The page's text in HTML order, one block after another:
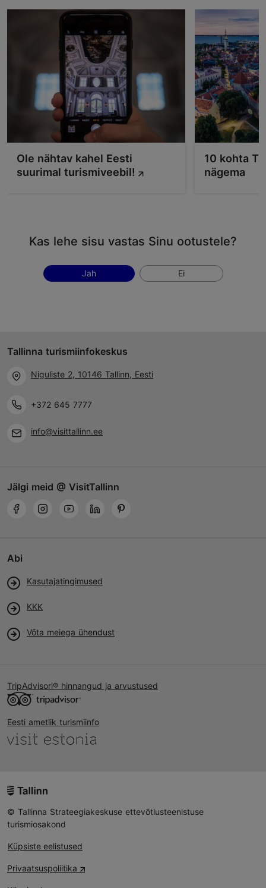
Ole nähtav kahel Eesti
suurimal turismiveebil!
10 kohta
nägema
Kas lehe sisu vastas Sinu ootustele?
Jah Ei
Tallinna turismiinfokeskus
Niguliste 2, 10146 Tallinn, Eesti
+372 645 7777
info@visittallinn.ee
Jälgi meid @ VisitTallinn
Abi
Kasutajatingimused
KKK
Võta meiega ühendust
TripAdvisori® hinnangud ja arvustused
Eesti ametlik turismiinfo
© Tallinna Strateegiakeskuse ettevõtlusteenistuse
turismiosakond
Küpsiste eelistused
Privaatsuspoliitika